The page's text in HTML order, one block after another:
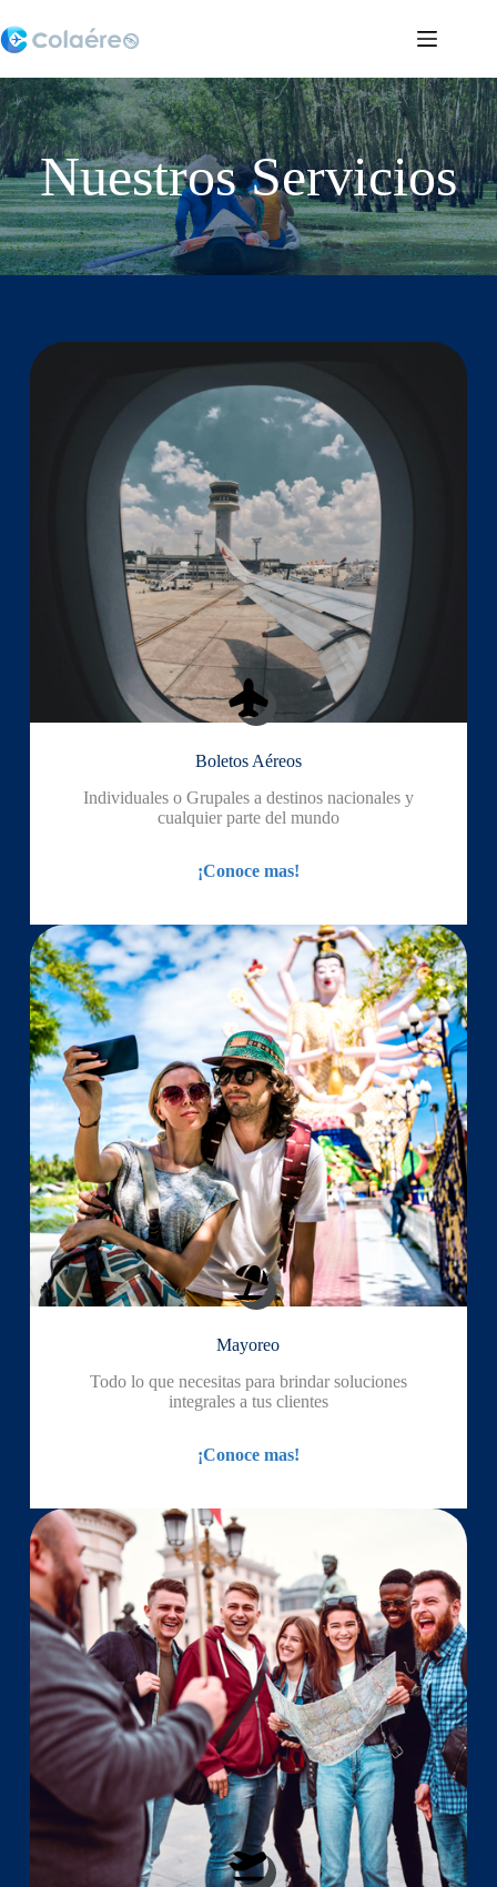
al
contenido
Nuestros Servicios
Boletos Aéreos
Individuales o Grupales a destinos nacionales y
cualquier parte del mundo
¡Conoce mas!
Mayoreo
Todo lo que necesitas para brindar soluciones
integrales a tus clientes
¡Conoce mas!